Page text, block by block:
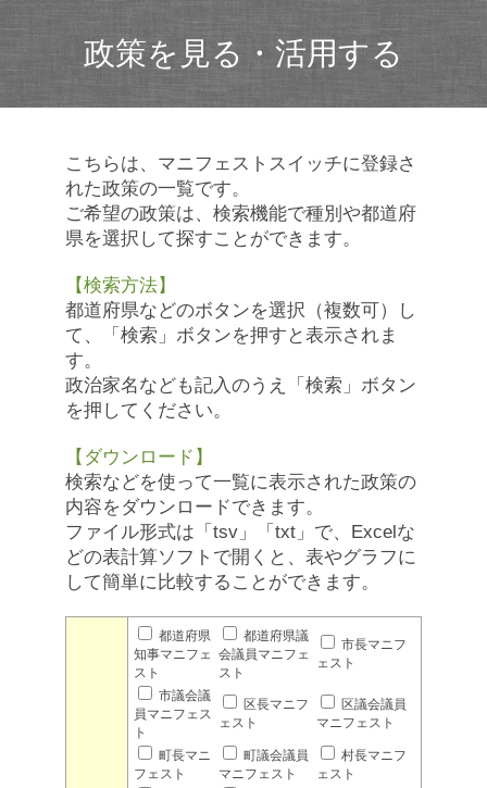
政策を見る・活用する
こちらは、マニフェストスイッチに登録さ
れた政策の一覧です。
ご希望の政策は、検索機能で種別や都道府
県を選択して探すことができます。
【検索方法】
都道府県などのボタンを選択（複数可）し
て、「検索」ボタンを押すと表示されま
す。
政治家名なども記入のうえ「検索」ボタン
を押してください。
【ダウンロード】
検索などを使って一覧に表示された政策の
内容をダウンロードできます。
ファイル形式は「tsv」「txt」で、Excelな
どの表計算ソフトで開くと、表やグラフに
して簡単に比較することができます。
都道府県
知事マニフェ
スト
都道府県議
会議員マニフェ
スト
市長マニフ
ェスト
市議会議
員マニフェス
ト
区長マニフ
ェスト
区議会議員
マニフェスト
町長マニ
フェスト
町議会議員
マニフェスト
村長マニフ
ェスト